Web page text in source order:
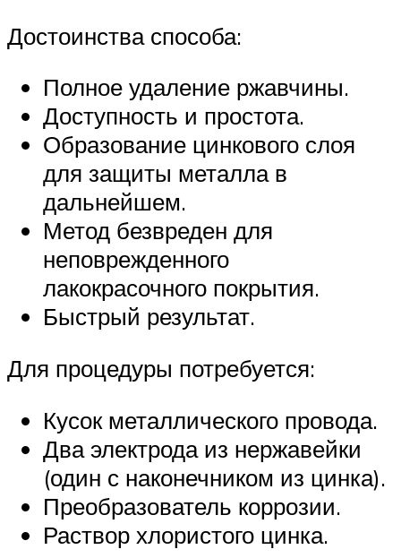
Достоинства способа:
Полное удаление ржавчины.
Доступность и простота.
Образование цинкового слоя
для защиты металла в
дальнейшем.
Метод безвреден для
неповрежденного
лакокрасочного покрытия.
Быстрый результат.
Для процедуры потребуется:
Кусок металлического провода.
Два электрода из нержавейки
(один с наконечником из цинка).
Преобразователь коррозии.
Раствор хлористого цинка.